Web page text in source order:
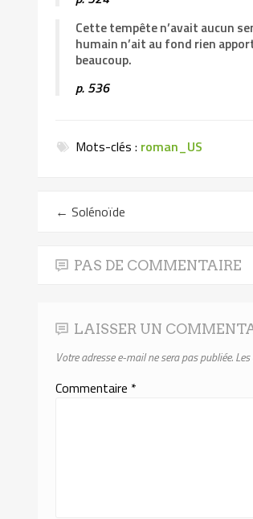
Cette tempête n’avait aucun
humain n’ait au fond rien
beaucoup.
p. 536
Mots-clés : roman_US
← Solénoïde
PAS DE COMMENTAIRE
LAISSER UN
Votre adresse e-mail ne sera pas publiée.
Commentaire *